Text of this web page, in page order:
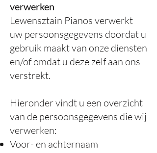
verwerken
Lewensztain Pianos verwerkt
uw persoonsgegevens doordat u
gebruik maakt van onze diensten
en/of omdat u deze zelf aan ons
verstrekt.
Hieronder vindt u een overzicht
van de persoonsgegevens die wij
verwerken:
Voor- en achternaam